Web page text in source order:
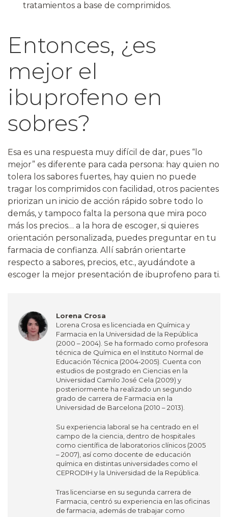
tratamientos a base de comprimidos.
Entonces, ¿es
mejor el
ibuprofeno en
sobres?
Esa es una respuesta muy difícil de dar, pues “lo
mejor” es diferente para cada persona: hay quien no
tolera los sabores fuertes, hay quien no puede
tragar los comprimidos con facilidad, otros pacientes
priorizan un inicio de acción rápido sobre todo lo
demás, y tampoco falta la persona que mira poco
más los precios… a la hora de escoger, si quieres
orientación personalizada, puedes preguntar en tu
farmacia de confianza. Allí sabrán orientarte
respecto a sabores, precios, etc., ayudándote a
escoger la mejor presentación de ibuprofeno para ti.
Lorena Crosa
Lorena Crosa es licenciada en Química y
Farmacia en la Universidad de la República
(2000 – 2004). Se ha formado como profesora
técnica de Química en el Instituto Normal de
Educación Técnica (2004-2005). Cuenta con
estudios de postgrado en Ciencias en la
Universidad Camilo José Cela (2009) y
posteriormente ha realizado un segundo
grado de carrera de Farmacia en la
Universidad de Barcelona (2010 – 2013).
Su experiencia laboral se ha centrado en el
campo de la ciencia, dentro de hospitales
como científica de laboratorios clínicos (2005
– 2007), así como docente de educación
química en distintas universidades como el
CEPRODIH y la Universidad de la República.
Tras licenciarse en su segunda carrera de
Farmacia, centró su experiencia en las oficinas
de farmacia, además de trabajar como